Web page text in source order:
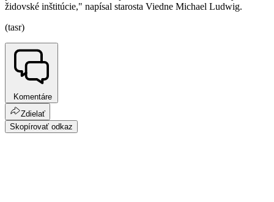
židovské inštitúcie," napísal starosta Viedne Michael Ludwig.
(tasr)
Komentáre
Zdielať
Skopírovať odkaz